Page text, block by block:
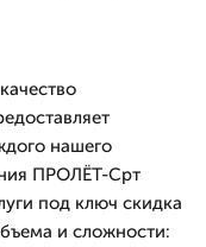
нашего
ПРОЛЁТ-Срт
под ключ скидка
и сложности: